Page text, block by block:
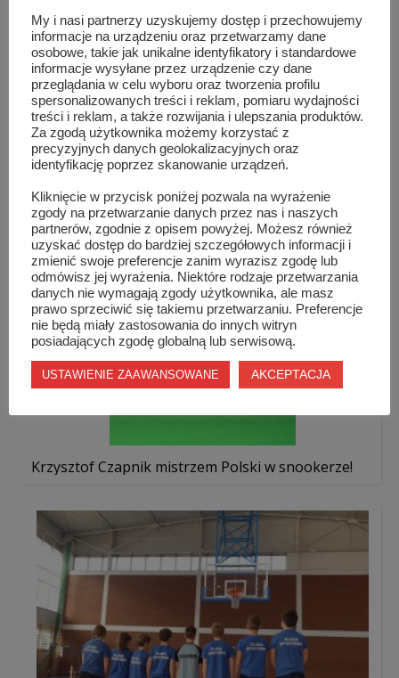
Maja Rafalska wicemistrzynią Polski
Krzysztof Czapnik mistrzem Polski w snookerze!
My i nasi partnerzy uzyskujemy dostęp i przechowujemy
informacje na urządzeniu oraz przetwarzamy dane
osobowe, takie jak unikalne identyfikatory i standardowe
informacje wysyłane przez urządzenie czy dane
przeglądania w celu wyboru oraz tworzenia profilu
spersonalizowanych treści i reklam, pomiaru wydajności
treści i reklam, a także rozwijania i ulepszania produktów.
Za zgodą użytkownika możemy korzystać z
precyzyjnych danych geolokalizacyjnych oraz
identyfikację poprzez skanowanie urządzeń.
Kliknięcie w przycisk poniżej pozwala na wyrażenie
zgody na przetwarzanie danych przez nas i naszych
partnerów, zgodnie z opisem powyżej. Możesz również
uzyskać dostęp do bardziej szczegółowych informacji i
zmienić swoje preferencje zanim wyrazisz zgodę lub
odmówisz jej wyrażenia. Niektóre rodzaje przetwarzania
danych nie wymagają zgody użytkownika, ale masz
prawo sprzeciwić się takiemu przetwarzaniu. Preferencje
nie będą miały zastosowania do innych witryn
posiadających zgodę globalną lub serwisową.
USTAWIENIE ZAAWANSOWANE AKCEPTACJA